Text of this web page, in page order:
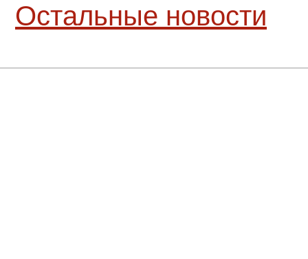
Остальные новости